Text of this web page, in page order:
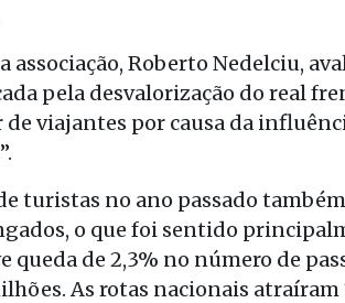
associação, Roberto Nedelciu,
pela desvalorização do real
viajantes por causa da
turistas no ano passado
o que foi sentido
queda de 2,3% no número de
As rotas nacionais